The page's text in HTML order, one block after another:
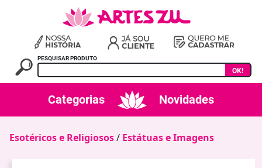
PESQUISAR PRODUTO
OK!
Categorias Novidades
Esotéricos e Religiosos/ Estátuas e Imagens